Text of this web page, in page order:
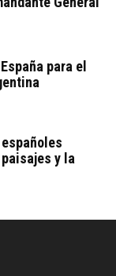
para el
y la